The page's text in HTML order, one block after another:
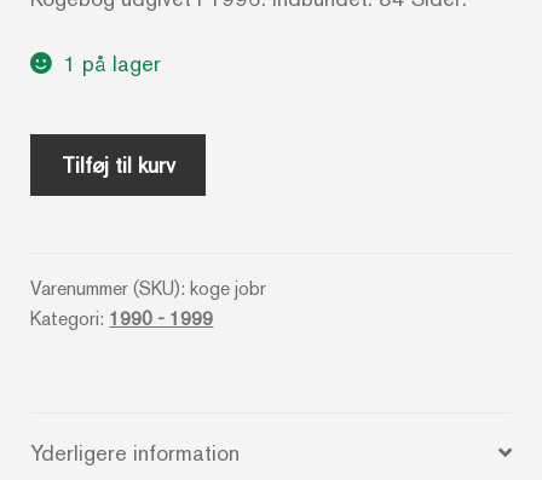
1 på lager
Jordbær
/
Helge
Ahnstrøm
Tilføj til kurv
Varenummer (SKU):koge jobr
Kategori: 1990 - 1999
Yderligere information